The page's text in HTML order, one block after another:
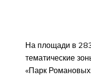
На площади в
тематические
«Парк